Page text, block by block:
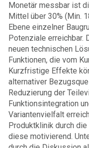
Monetär messbar ist
Mittel über 30% (Min.
Ebene einzelner
Potenziale erreichbar.
neuen technischen
Funktionen, die vom
Kurzfristige Effekte
alternativer
Reduzierung der
Funktionsintegration
Variantenvielfalt
Produktklinik durch
diese motivierend.